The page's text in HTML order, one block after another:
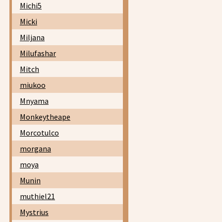
Michi5
Micki
Miljana
Milufashar
Mitch
miukoo
Mnyama
Monkeytheape
Morcotulco
morgana
moya
Munin
muthiel21
Mystrius